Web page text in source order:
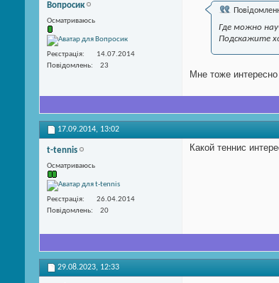
Вопросик
Осматриваюсь
Реєстрація
14.07.2014
Повідомлень
23
Где можно
Подскажите
Мне тоже интересно
17.09.2014, 13:02
t-tennis
Осматриваюсь
Реєстрація
26.04.2014
Повідомлень
20
Какой теннис
29.08.2023, 12:33